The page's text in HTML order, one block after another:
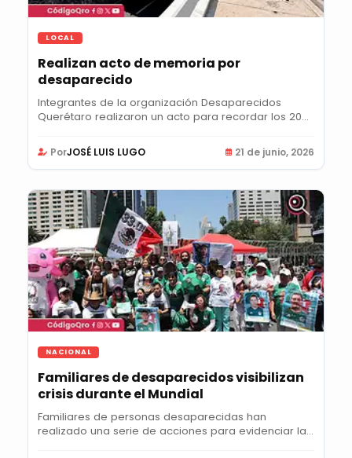
LOCAL
Realizan acto de memoria por
desaparecido
Integrantes de la organización Desaparecidos
Querétaro realizaron un acto para recordar los 20
PorJOSÉ LUIS LUGO 21 de junio, 2026
NACIONAL
Familiares de desaparecidos visibilizan
crisis durante el Mundial
Familiares de personas desaparecidas han
realizado una serie de acciones para evidenciar la